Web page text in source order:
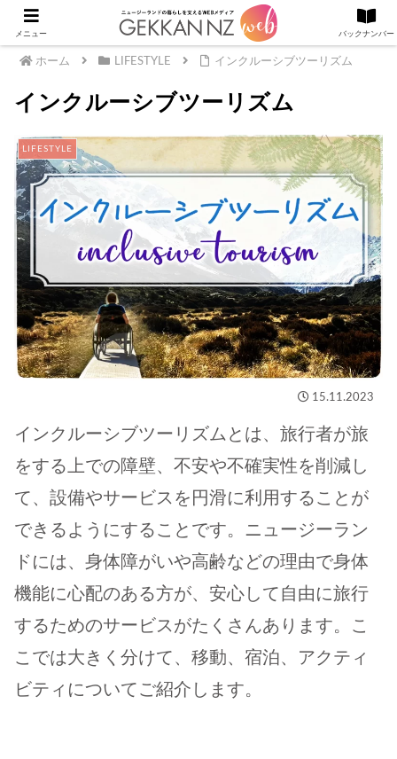
ホーム LIFESTYLE インクルーシブツーリズム
インクルーシブツーリズム
LIFESTYLE
15.11.2023
インクルーシブツーリズムとは、旅行者が旅
をする上での障壁、不安や不確実性を削減し
て、設備やサービスを円滑に利用することが
できるようにすることです。ニュージーラン
ドには、身体障がいや高齢などの理由で身体
機能に心配のある方が、安心して自由に旅行
するためのサービスがたくさんあります。こ
こでは大きく分けて、移動、宿泊、アクティ
ビティについてご紹介します。
メニュー バックナンバー